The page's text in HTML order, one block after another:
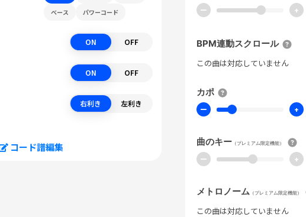
ベース
パワーコード
ON OFF
ON OFF
右利き 左利き
コード譜編集
ー +
BPM連動スクロール
この曲は対応していません
カポ
ー +
曲のキー （プレミアム限定機能）
ー +
メトロノーム （プレミアム限定機能）
この曲は対応していません